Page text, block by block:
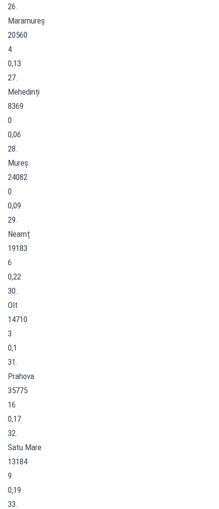
26.
Maramureș
20560
4
0,13
27.
Mehedinți
8369
0
0,06
28.
Mureș
24082
0
0,09
29.
Neamț
19183
6
0,22
30.
Olt
14710
3
0,1
31.
Prahova
35775
16
0,17
32.
Satu Mare
13184
9
0,19
33.